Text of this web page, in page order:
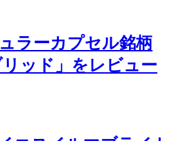
ラーカプセル銘柄
リッド」をレビュー